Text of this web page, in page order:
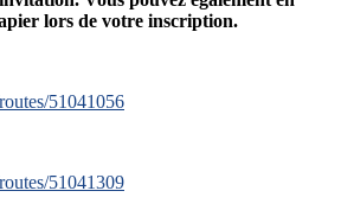
lors de votre inscription.
51041056
51041309